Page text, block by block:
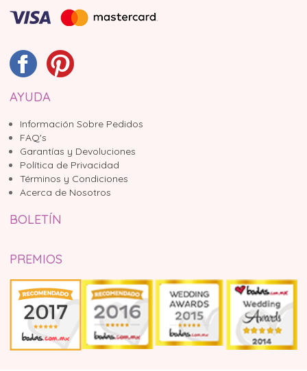
AYUDA
Información Sobre Pedidos
FAQ's
Garantías y Devoluciones
Política de Privacidad
Términos y Condiciones
Acerca de Nosotros
BOLETÍN
PREMIOS